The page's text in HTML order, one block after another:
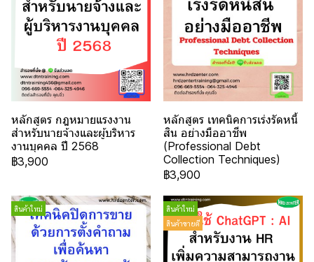
หลักสูตร กฎหมายแรงงาน
สำหรับนายจ้างและผู้บริหาร
งานบุคคล ปี 2568
฿3,900
หลักสูตร เทคนิคการเร่งรัดหนี้
สิน อย่างมืออาชีพ
(Professional Debt
Collection Techniques)
฿3,900
สินค้าใหม่
สินค้าใหม่
สินค้าขายดี